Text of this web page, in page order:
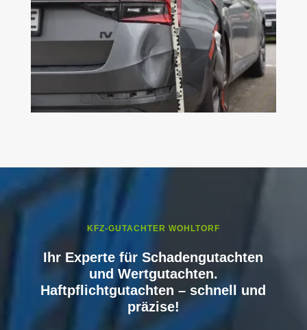
KFZ-GUTACHTER WOHLTORF
Ihr Experte für Schadengutachten
und Wertgutachten.
Haftpflichtgutachten – schnell und
präzise!